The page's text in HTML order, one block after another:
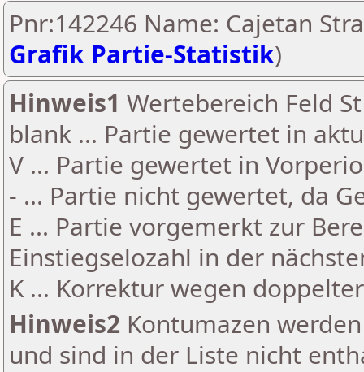
Pnr:142246 Name: Cajetan
Grafik Partie-Statistik)
Hinweis1 Wertebereich Feld
blank ... Partie gewertet in
V ... Partie gewertet in
- ... Partie nicht gewertet, da
E ... Partie vorgemerkt zur
Einstiegselozahl in der
K ... Korrektur wegen
Hinweis2 Kontumazen
und sind in der Liste nicht